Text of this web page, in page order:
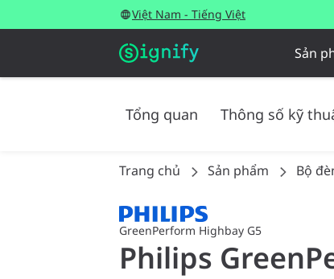
Việt Nam - Tiếng Việt
Sản
Tổng quan Thông số kỹ
Trang chủ Sản phẩm Bộ
GreenPerform Highbay G5
Philips